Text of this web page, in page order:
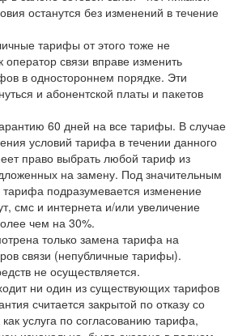
останутся без изменений в течение
тарифы от этого тоже не
оператор связи вправе изменить
в одностороннем порядке. Эти
и абонентской платы и пакетов
60 дней на все тарифы. В случае
условий тарифа в течении данного
право выбрать любой тариф из
на замену. Под значительным
подразумевается изменение
смс и интернета и/или увеличение
чем на 30%.
только замена тарифа на
связи (непубличные тарифы).
не осуществляется.
ни один из существующих тарифов
считается закрытой по отказу со
услуга по согласованию тарифа,